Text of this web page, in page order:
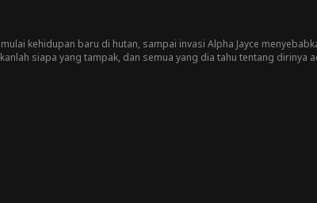
kehidupan baru di hutan, sampai invasi Alpha Jayce
siapa yang tampak, dan semua yang dia tahu tentang